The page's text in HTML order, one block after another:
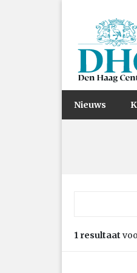
Nieuws
1 resultaat